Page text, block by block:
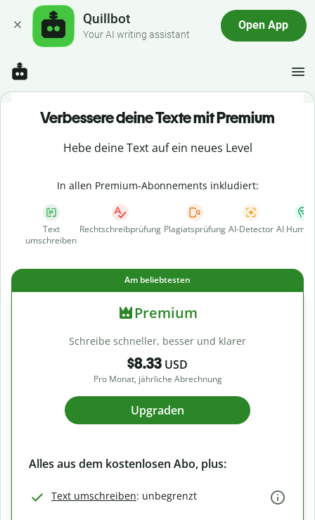
Quillbot
Your AI writing assistant
Open App
Verbessere deine Texte mit Premium
Hebe deine Text auf ein neues Level
In allen Premium-Abonnements inkludiert:
Text
umschreiben
Rechtschreibprüfung Plagiatsprüfung AI-Detector AI
Am beliebtesten
Premium
Schreibe schneller, besser und klarer
$8.33 USD
Pro Monat, jährliche Abrechnung
Upgraden
Alles aus dem kostenlosen Abo, plus:
Text umschreiben: unbegrenzt